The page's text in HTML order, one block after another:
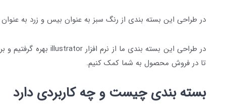
در طراحی این بسته بندی از رنگ سبز به عنوان بیس و زرد به
تا در فروش محصول به شما کمک کنیم.
بسته‌ بندی چیست و چه کاربردی دارد